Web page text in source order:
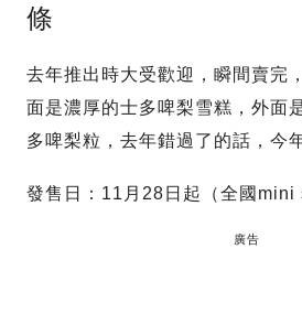
條
去年推出時大受歡迎，瞬間賣完
面是濃厚的士多啤梨雪糕，外面
多啤梨粒，去年錯過了的話，今
發售日：11月28日起（全國mini
廣告